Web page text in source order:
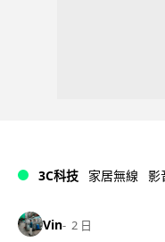
3C科技 家居無線 影
Vin 2 日